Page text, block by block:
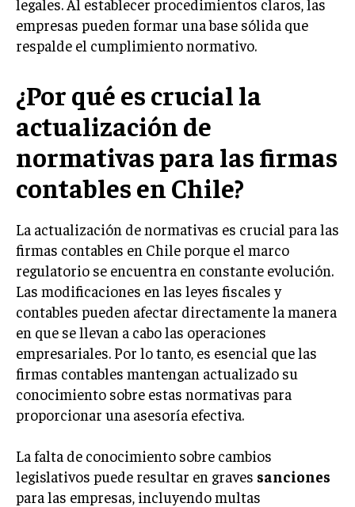
legales. Al establecer procedimientos claros, las
empresas pueden formar una base sólida que
respalde el cumplimiento normativo.
¿Por qué es crucial la
actualización de
normativas para las firmas
contables en Chile?
La actualización de normativas es crucial para las
firmas contables en Chile porque el marco
regulatorio se encuentra en constante evolución.
Las modificaciones en las leyes fiscales y
contables pueden afectar directamente la manera
en que se llevan a cabo las operaciones
empresariales. Por lo tanto, es esencial que las
firmas contables mantengan actualizado su
conocimiento sobre estas normativas para
proporcionar una asesoría efectiva.
La falta de conocimiento sobre cambios
legislativos puede resultar en graves sanciones
para las empresas, incluyendo multas